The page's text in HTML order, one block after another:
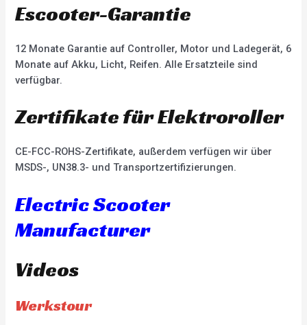
Escooter-Garantie
12 Monate Garantie auf Controller, Motor und Ladegerät, 6
Monate auf Akku, Licht, Reifen. Alle Ersatzteile sind
verfügbar.
Zertifikate für Elektroroller
CE-FCC-ROHS-Zertifikate, außerdem verfügen wir über
MSDS-, UN38.3- und Transportzertifizierungen.
Electric Scooter
Manufacturer
Videos
Werkstour